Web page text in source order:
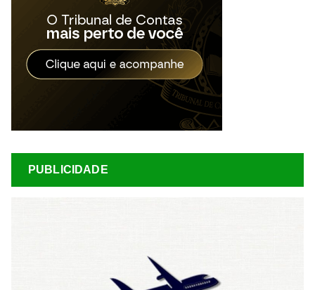
PUBLICIDADE